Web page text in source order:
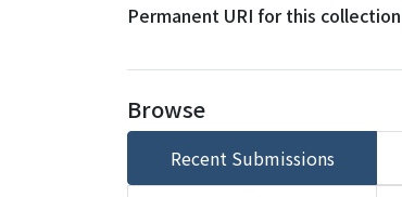
Permanent URI for this collection
Browse
Recent Submissions